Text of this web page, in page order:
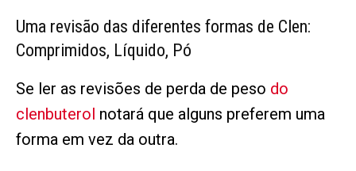
Uma revisão das diferentes formas de Clen:
Comprimidos, Líquido, Pó
Se ler as revisões de perda de peso do
clenbuterol notará que alguns preferem uma
forma em vez da outra.